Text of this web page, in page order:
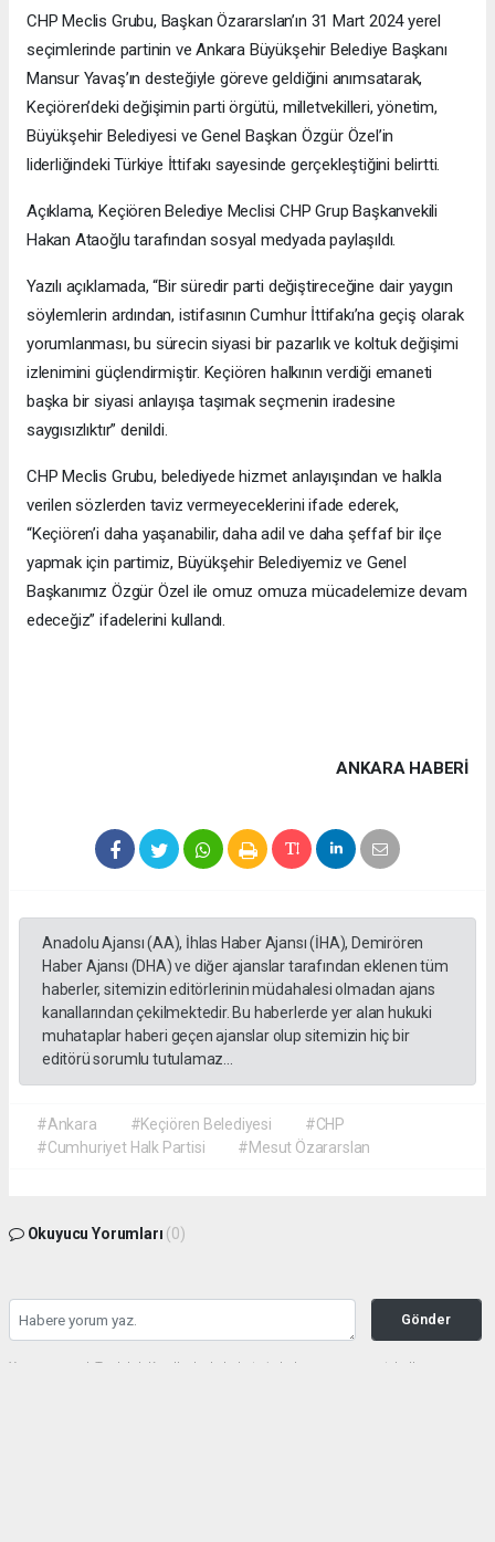
CHP Meclis Grubu, Başkan Özararslan’ın 31 Mart 2024 yerel
seçimlerinde partinin ve Ankara Büyükşehir Belediye Başkanı
Mansur Yavaş’ın desteğiyle göreve geldiğini anımsatarak,
Keçiören’deki değişimin parti örgütü, milletvekilleri, yönetim,
Büyükşehir Belediyesi ve Genel Başkan Özgür Özel’in
liderliğindeki Türkiye İttifakı sayesinde gerçekleştiğini belirtti.
Açıklama, Keçiören Belediye Meclisi CHP Grup Başkanvekili
Hakan Ataoğlu tarafından sosyal medyada paylaşıldı.
Yazılı açıklamada, “Bir süredir parti değiştireceğine dair yaygın
söylemlerin ardından, istifasının Cumhur İttifakı’na geçiş olarak
yorumlanması, bu sürecin siyasi bir pazarlık ve koltuk değişimi
izlenimini güçlendirmiştir. Keçiören halkının verdiği emaneti
başka bir siyasi anlayışa taşımak seçmenin iradesine
saygısızlıktır” denildi.
CHP Meclis Grubu, belediyede hizmet anlayışından ve halkla
verilen sözlerden taviz vermeyeceklerini ifade ederek,
“Keçiören’i daha yaşanabilir, daha adil ve daha şeffaf bir ilçe
yapmak için partimiz, Büyükşehir Belediyemiz ve Genel
Başkanımız Özgür Özel ile omuz omuza mücadelemize devam
edeceğiz” ifadelerini kullandı.
ANKARA HABERİ
Anadolu Ajansı (AA), İhlas Haber Ajansı (İHA), Demirören
Haber Ajansı (DHA) ve diğer ajanslar tarafından eklenen tüm
haberler, sitemizin editörlerinin müdahalesi olmadan ajans
kanallarından çekilmektedir. Bu haberlerde yer alan hukuki
muhataplar haberi geçen ajanslar olup sitemizin hiç bir
editörü sorumlu tutulamaz...
#Ankara #Keçiören Belediyesi
#CHP
#Cumhuriyet Halk Partisi
#Mesut Özararslan
Okuyucu Yorumları (0)
Gönder
Yorum yazarak Topluluk Kuralları’nı kabul etmiş bulunuyor ve gazetehalk.com